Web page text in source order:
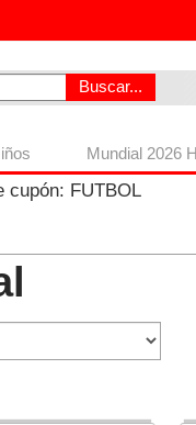
Buscar...
Mundial 2026
cupón: FUTBOL